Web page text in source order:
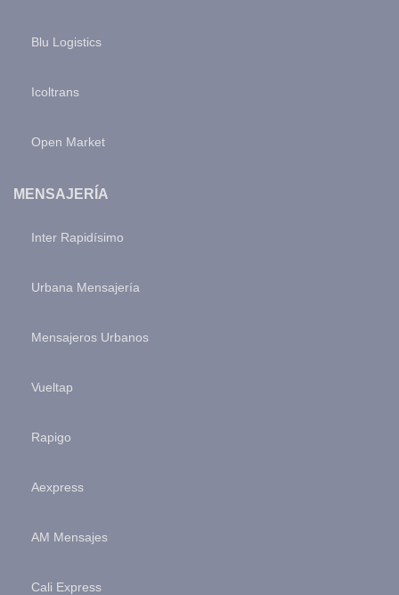
Blu Logistics
Icoltrans
Open Market
MENSAJERÍA
Inter Rapidísimo
Urbana Mensajería
Mensajeros Urbanos
Vueltap
Rapigo
Aexpress
AM Mensajes
Cali Express